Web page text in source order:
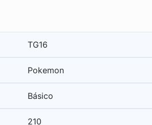
TG16
Pokemon
Básico
210